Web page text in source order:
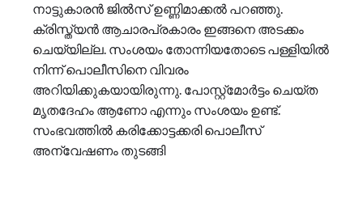
നാട്ടുകാരൻ ജില്‍സ് ഉണ്ണിമാക്കല്‍ പറഞ്ഞു.
ക്രിസ്ത്യൻ ആചാരപ്രകാരം ഇങ്ങനെ അടക്കം
ചെയ്യില്ല. സംശയം തോന്നിയതോടെ പള്ളിയില്‍
നിന്ന് പൊലീസിനെ വിവരം
അറിയിക്കുകയായിരുന്നു. പോസ്റ്റ്‌മോർട്ടം ചെയ്ത
മൃതദേഹം ആണോ എന്നും സംശയം ഉണ്ട്.
സംഭവത്തില്‍ കരിക്കോട്ടക്കരി പൊലീസ്
അന്വേഷണം തുടങ്ങി